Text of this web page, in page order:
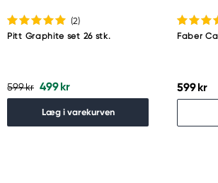
(2)
Pitt Graphite set 26 stk.
599 kr 499 kr
Læg i varekurven
Faber
599 kr